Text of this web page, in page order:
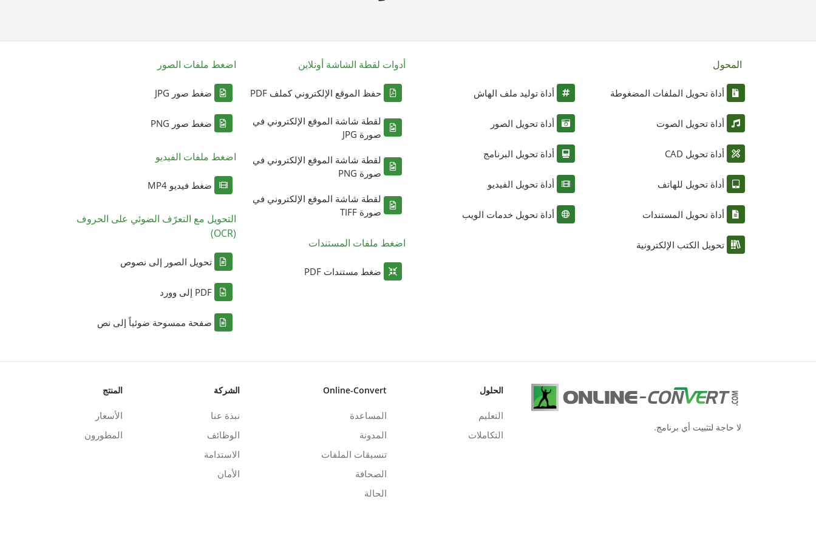
المحول
أداة تحويل الملفات المضغوطة
أداة تحويل الصوت
أداة تحويل CAD
أداة تحويل للهاتف
أداة تحويل المستندات
تحويل الكتب الإلكترونية
أداة توليد ملف الهاش
أداة تحويل الصور
أداة تحويل البرنامج
أداة تحويل الفيديو
أداة تحويل خدمات الويب
أدوات لقطة الشاشة أونلاين
حفظ الموقع الإلكتروني كملف PDF
لقطة شاشة الموقع الإلكتروني في
صورة JPG
لقطة شاشة الموقع الإلكتروني في
صورة PNG
لقطة شاشة الموقع الإلكتروني في
صورة TIFF
اضغط ملفات المستندات
ضغط مستندات PDF
اضغط ملفات الصور
ضغط صور JPG
ضغط صور PNG
اضغط ملفات الفيديو
ضغط فيديو MP4
التحويل مع التعرّف الضوئي على الحروف
(OCR)
تحويل الصور إلى نصوص
PDF إلى وورد
صفحة ممسوحة ضوئياً إلى نص
لا حاجة لتثبيت أي برنامج.
الحلول
التعليم
التكاملات
Online-Convert
المساعدة
المدونة
تنسيقات الملفات
الصحافة
الحالة
الشركة
نبذة عنا
الوظائف
الاستدامة
الأمان
المنتج
الأسعار
المطورون